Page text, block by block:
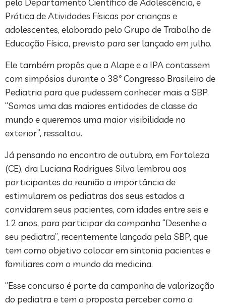
pelo Departamento Científico de Adolescência, e
Prática de Atividades Físicas por crianças e
adolescentes, elaborado pelo Grupo de Trabalho de
Educação Física, previsto para ser lançado em julho.
Ele também propôs que a Alape e a IPA contassem
com simpósios durante o 38º Congresso Brasileiro de
Pediatria para que pudessem conhecer mais a SBP.
“Somos uma das maiores entidades de classe do
mundo e queremos uma maior visibilidade no
exterior”, ressaltou.
Já pensando no encontro de outubro, em Fortaleza
(CE), dra Luciana Rodrigues Silva lembrou aos
participantes da reunião a importância de
estimularem os pediatras dos seus estados a
convidarem seus pacientes, com idades entre seis e
12 anos, para participar da campanha “Desenhe o
seu pediatra”, recentemente lançada pela SBP, que
tem como objetivo colocar em sintonia pacientes e
familiares com o mundo da medicina.
“Esse concurso é parte da campanha de valorização
do pediatra e tem a proposta perceber como a